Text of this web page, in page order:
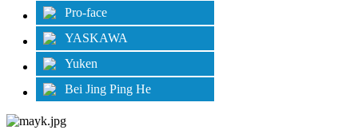
Pro-face
YASKAWA
Yuken
Bei Jing Ping He